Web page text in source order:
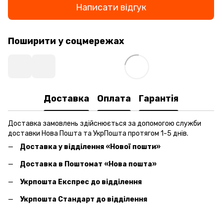
Написати відгук
Поширити у соцмережах
Доставка Оплата Гарантія
Доставка замовлень здійснюється за допомогою служби
доставки Нова Пошта та УкрПошта протягом 1-5 днів.
Доставка у відділення «Нової пошти»
Доставка в Поштомат «Нова пошта»
Укрпошта Експрес до відділення
Укрпошта Стандарт до відділення